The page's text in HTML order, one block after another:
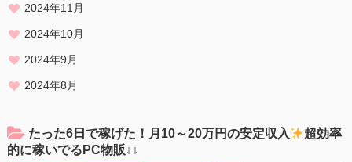
2024年11月
2024年10月
2024年9月
2024年8月
たった6日で稼げた！月10～20万円の安定収入
超効率
的に稼いでるPC物販↓↓